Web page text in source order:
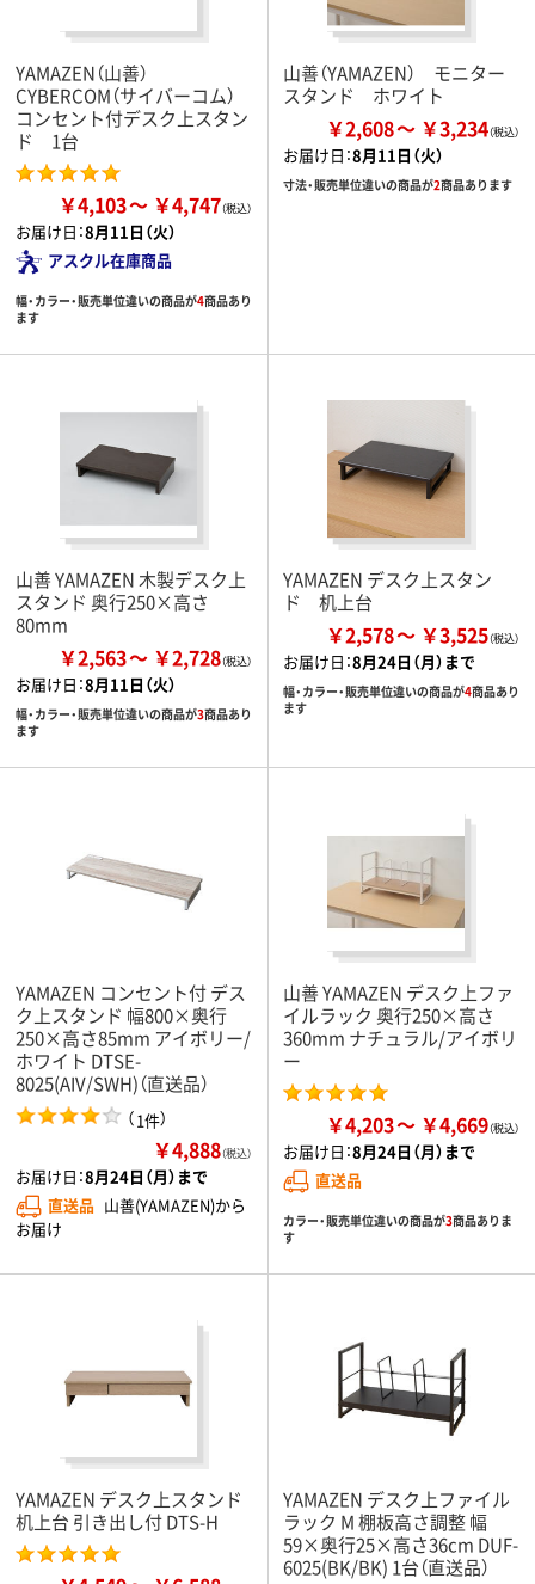
YAMAZEN（山善）
CYBERCOM（サイバーコム）
コンセント付デスク上スタン
ド 1台
￥4,103 ￥4,747
お届け日：8月11日（火）
アスクル在庫商品
幅・カラー・販売単位違いの商品が4商品あり
ます
山善（YAMAZEN） モニター
スタンド ホワイト
￥2,608 ￥3,234
お届け日：8月11日（火）
寸法・販売単位違いの商品が2商品あります
山善 YAMAZEN 木製デスク上
スタンド 奥行250×高さ
80mm
￥2,563 ￥2,728
お届け日：8月11日（火）
幅・カラー・販売単位違いの商品が3商品あり
ます
YAMAZEN デスク上スタン
ド 机上台
￥2,578 ￥3,525
お届け日：8月24日（月）まで
幅・カラー・販売単位違いの商品が4商品あり
ます
YAMAZEN コンセント付 デス
ク上スタンド 幅800×奥行
250×高さ85mm アイボリー/
ホワイト DTSE-
8025(AIV/SWH)（直送品）
（1件）
￥4,888（税込）
お届け日：8月24日（月）まで
直送品 山善(YAMAZEN)から
お届け
山善 YAMAZEN デスク上ファ
イルラック 奥行250×高さ
360mm ナチュラル/アイボリ
ー
￥4,203 ￥4,669
お届け日：8月24日（月）まで
直送品
カラー・販売単位違いの商品が3商品ありま
す
YAMAZEN デスク上スタンド
机上台 引き出し付 DTS-H
YAMAZEN デスク上ファイル
ラック M 棚板高さ調整 幅
59×奥行25×高さ36cm DUF-
6025(BK/BK) 1台（直送品）